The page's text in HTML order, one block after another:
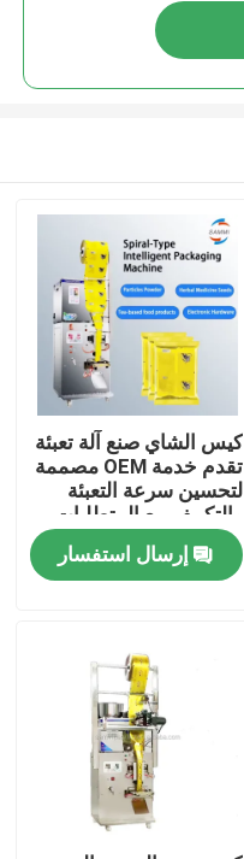
كيس الشاي صنع آلة تعبئة
تقدم خدمة OEM مصممة
لتحسين سرعة التعبئة
والتكييف مع المتطلبات
المحددة
إرسال استفسار